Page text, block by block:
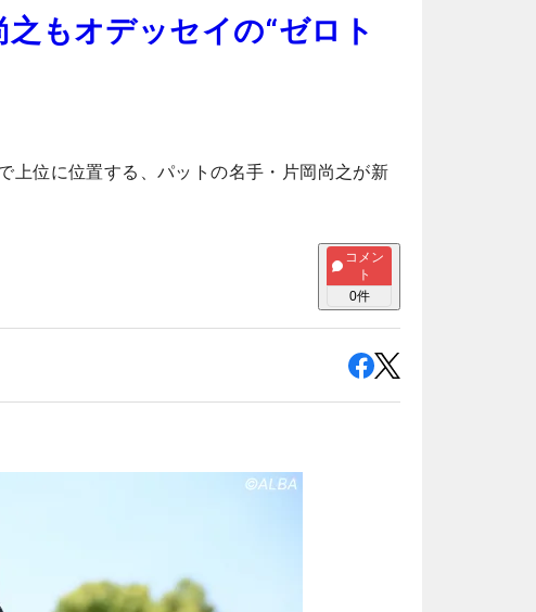
もオデッセイの“ゼロト
上位に位置する、パットの名手・片岡尚之が新
コメン
ト
0件